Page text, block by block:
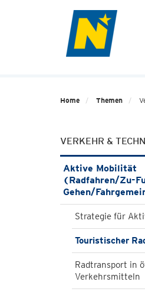
Home Themen
VERKEHR &
Aktive Mobilität
(Radfahren/Zu-
Gehen/
Strategie für
Touristischer
Radtransport in
Verkehrsmitteln